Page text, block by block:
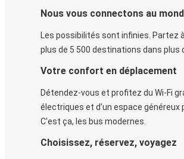
Nous vous connectons au
Les possibilités sont infinies. Partez
plus de 5 500 destinations dans plus
Votre confort en déplacement
Détendez-vous et profitez du Wi-Fi
électriques et d’un espace généreux
C'est ça, les bus modernes.
Choisissez, réservez, voyagez